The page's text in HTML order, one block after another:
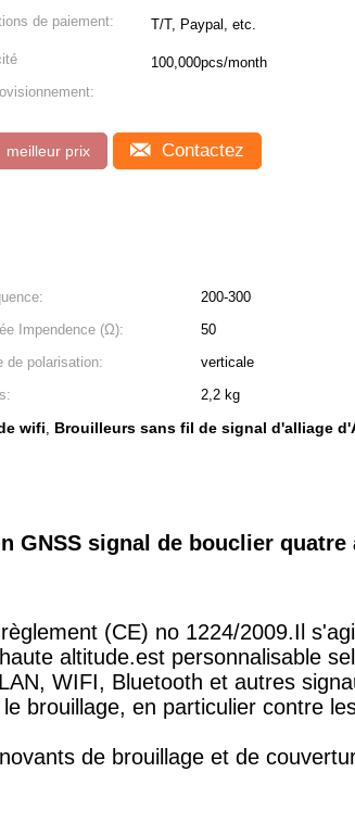
de paiement: T/T, Paypal, etc.
100,000pcs/month
meilleur prix Contactez
200-300
Impendence (Ω):
50
de polarisation:
verticale
2,2 kg
wifi, Brouilleurs sans fil de signal d'alliage
GNSS signal de bouclier
(CE) no 1224/2009.Il
altitude.est personnalisable
WIFI, Bluetooth et autres
brouillage, en particulier contre
de brouillage et de